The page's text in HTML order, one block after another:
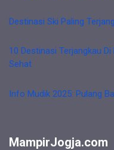
Destinasi Ski Paling
10 Destinasi Terjangkau
Sehat
Info Mudik 2025: Pulang
MampirJogja.com